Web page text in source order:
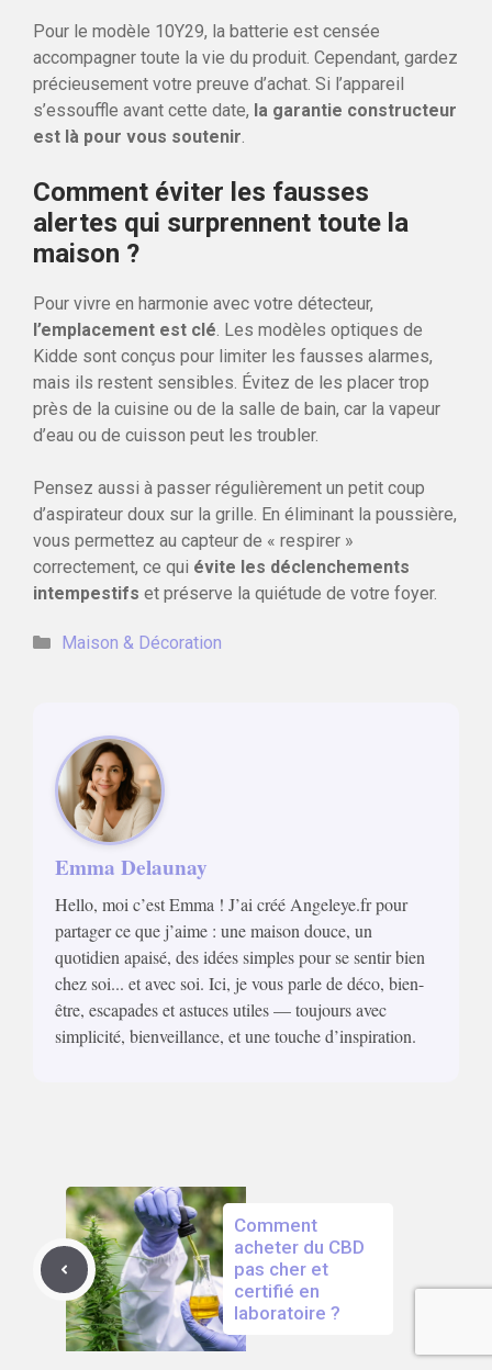
Pour le modèle 10Y29, la batterie est censée
accompagner toute la vie du produit. Cependant, gardez
précieusement votre preuve d’achat. Si l’appareil
s’essouffle avant cette date, la garantie constructeur
est là pour vous soutenir.
Comment éviter les fausses
alertes qui surprennent toute la
maison ?
Pour vivre en harmonie avec votre détecteur,
l’emplacement est clé. Les modèles optiques de
Kidde sont conçus pour limiter les fausses alarmes,
mais ils restent sensibles. Évitez de les placer trop
près de la cuisine ou de la salle de bain, car la vapeur
d’eau ou de cuisson peut les troubler.
Pensez aussi à passer régulièrement un petit coup
d’aspirateur doux sur la grille. En éliminant la poussière,
vous permettez au capteur de « respirer »
correctement, ce qui évite les déclenchements
intempestifs et préserve la quiétude de votre foyer.
Catégories
Maison & Décoration
Emma Delaunay
Hello, moi c’est Emma ! J’ai créé Angeleye.fr pour
partager ce que j’aime : une maison douce, un
quotidien apaisé, des idées simples pour se sentir bien
chez soi... et avec soi. Ici, je vous parle de déco, bien-
être, escapades et astuces utiles — toujours avec
simplicité, bienveillance, et une touche d’inspiration.
Comment
acheter du CBD
pas cher et
certifié en
laboratoire ?